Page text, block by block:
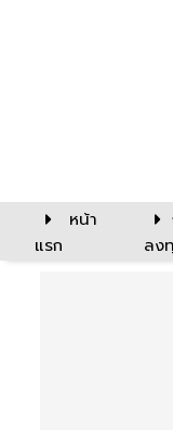
หน้า
แรก
ลง